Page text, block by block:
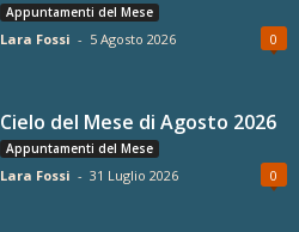
Appuntamenti del Mese
Lara Fossi - 5 Agosto 2026 0
Cielo del Mese di Agosto 2026
Appuntamenti del Mese
Lara Fossi - 31 Luglio 2026 0